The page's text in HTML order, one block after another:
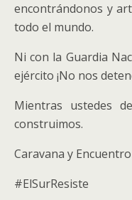
encontrándonos y
todo el mundo.
Ni con la Guardia
ejército ¡No nos
Mientras ustedes
construimos.
Caravana y
#ElSurResiste